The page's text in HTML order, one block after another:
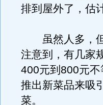
排到屋外了，估
虽然人多，但
注意到，有几家
400元到800元
推出新菜品来吸
菜。